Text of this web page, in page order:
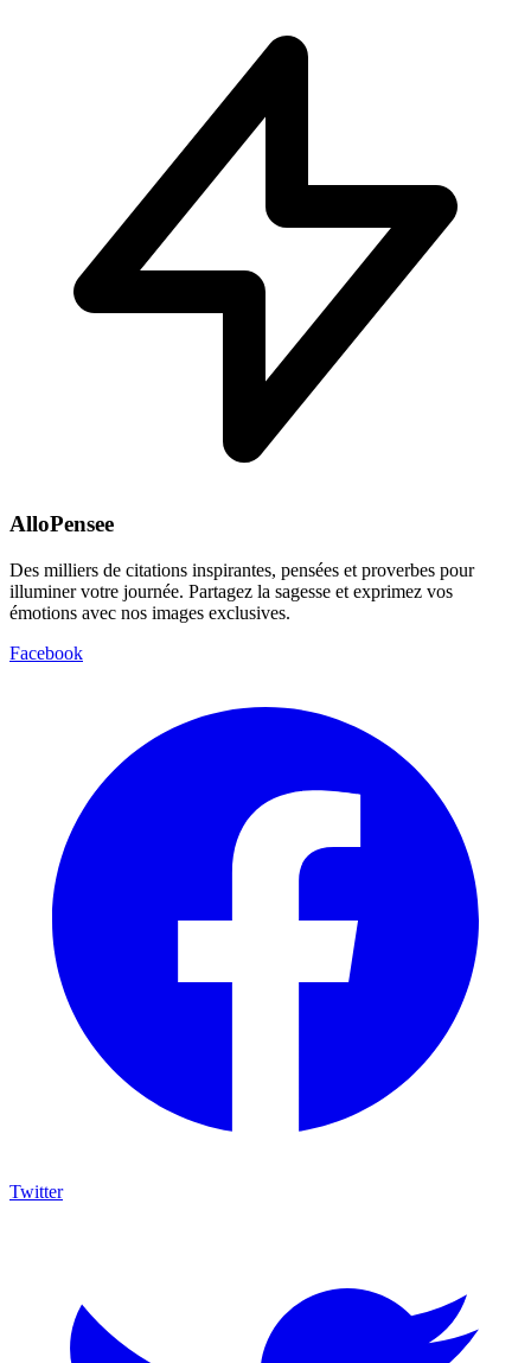
AlloPensee
Des milliers de citations inspirantes, pensées et proverbes pour
illuminer votre journée. Partagez la sagesse et exprimez vos
émotions avec nos images exclusives.
Facebook
Twitter